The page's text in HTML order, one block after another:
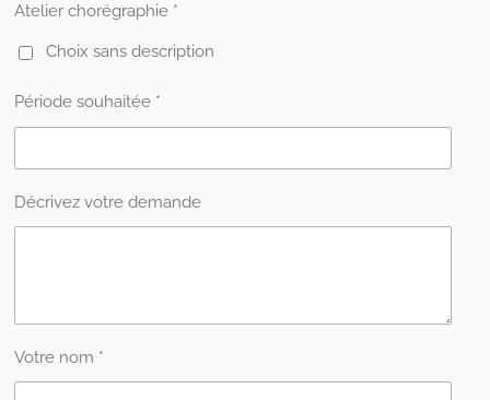
Atelier chorégraphie *
Choix sans description
Période souhaitée *
Décrivez votre demande
Votre nom *